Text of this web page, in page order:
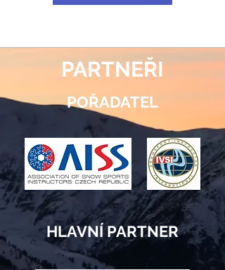
PARTNEŘI
POŘADATEL
HLAVNÍ PARTNER